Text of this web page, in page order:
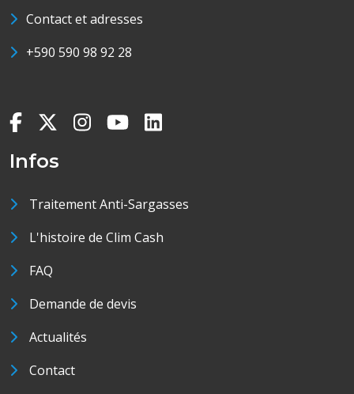
Contact et adresses
+590 590 98 92 28
Infos
Traitement Anti-Sargasses
L'histoire de Clim Cash
FAQ
Demande de devis
Actualités
Contact